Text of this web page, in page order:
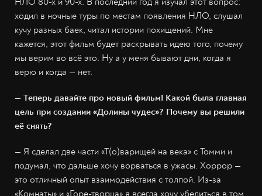
ходил в ночные туры по местам появления НЛО, слушал
кучу разных баек, читал истории похищений. Мне
кажется, этот фильм будет раскрывать идею того, почему
мы верим во всё это. Ну а у меня бывают дни, когда я
верю и когда — нет.
— Теперь давайте про новый фильм! Какой была главная
цель при создании «Долины чудес»? Почему вы решили
её снять?
— Я сделал две части «Т(о)варищей на века» с Томми и
подумал, что дальше хочу ворваться в ужасы. Хоррор —
это отличный опыт взаимодействия с толпой. Из-за